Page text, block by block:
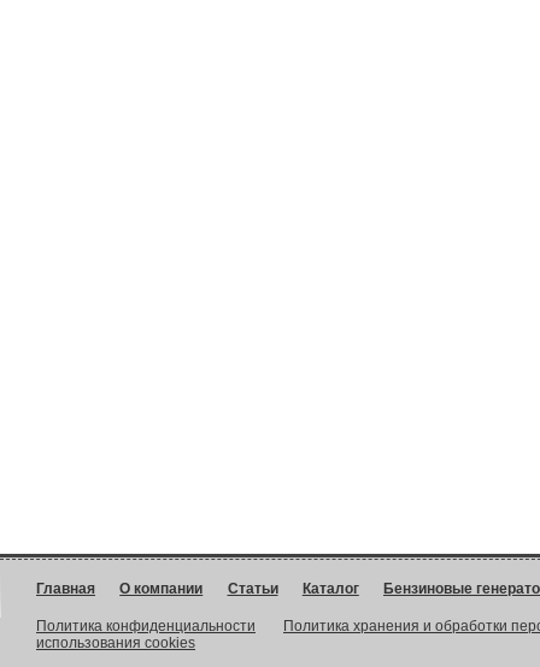
Главная О компании Статьи Каталог Бензиновые
Политика конфиденциальности
Политика хранения и обработки
использования cookies